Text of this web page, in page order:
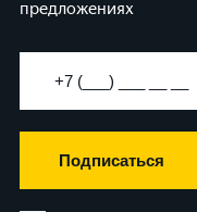
предложениях
Подписаться